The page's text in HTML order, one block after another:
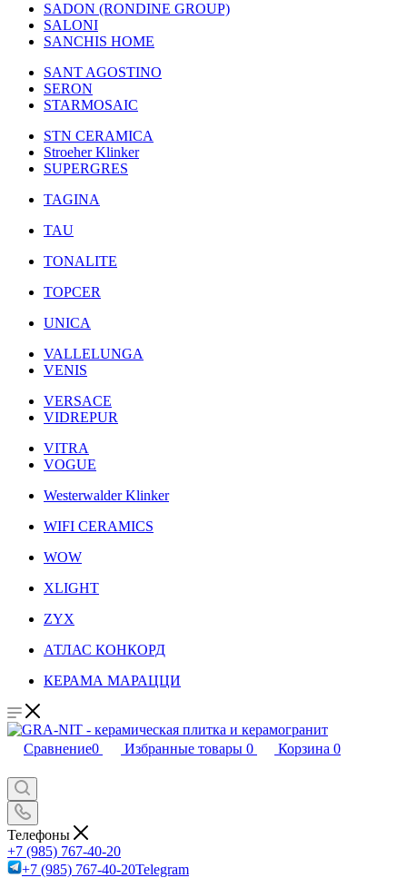
SADON (RONDINE GROUP)
SALONI
SANCHIS HOME
SANT AGOSTINO
SERON
STARMOSAIC
STN CERAMICA
Stroeher Klinker
SUPERGRES
TAGINA
TAU
TONALITE
TOPCER
UNICA
VALLELUNGA
VENIS
VERSACE
VIDREPUR
VITRA
VOGUE
Westerwalder Klinker
WIFI CERAMICS
WOW
XLIGHT
ZYX
АТЛАС КОНКОРД
КЕРАМА МАРАЦЦИ
Сравнение0 Избранные товары 0 Корзина 0
Телефоны
+7 (985) 767-40-20
+7 (985) 767-40-20Telegram